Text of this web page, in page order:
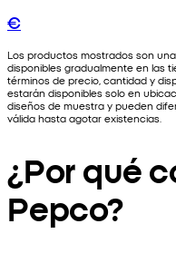
€
Los productos mostrados son
disponibles gradualmente en las
términos de precio, cantidad y
estarán disponibles solo en
diseños de muestra y pueden
válida hasta agotar existencias.
¿Por qué
Pepco?